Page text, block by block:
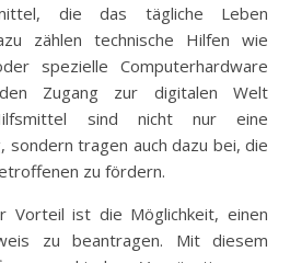
die das tägliche Leben
zählen technische Hilfen wie
spezielle Computerhardware
Zugang zur digitalen Welt
sind nicht nur eine
sondern tragen auch dazu bei, die
zu fördern.
Vorteil ist die Möglichkeit, einen
zu beantragen. Mit diesem